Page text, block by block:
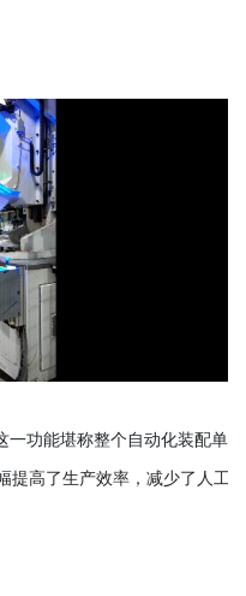
功能堪称整个自动化装配单